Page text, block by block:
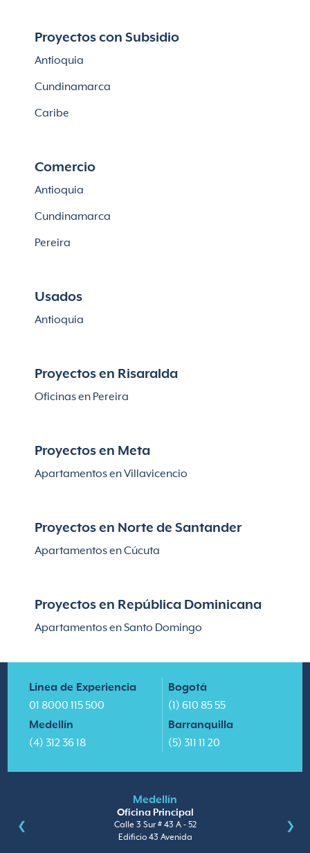
Casas en Cajicá
Proyectos con Subsidio
Antioquia
Cundinamarca
Caribe
Comercio
Antioquia
Cundinamarca
Pereira
Usados
Antioquia
Proyectos en Risaralda
Oficinas en Pereira
Proyectos en Meta
Apartamentos en Villavicencio
Proyectos en Norte de Santander
Apartamentos en Cúcuta
Proyectos en República Dominicana
Apartamentos en Santo Domingo
Línea de Experiencia
01 8000 115 500
Medellín
(4) 312 36 18
Bogotá
(1) 610 85 55
Barranquilla
(5) 311 11 20
Medellín
Oficina Principal
Calle 3 Sur # 43 A - 52
Edificio 43 Avenida